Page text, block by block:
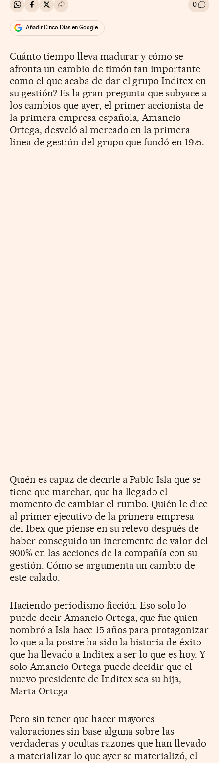
Compartir en Whatsapp
Compartir en Facebook
Compartir en Twitter
Desplegar Redes Sociales 0 Ir a
Añadir Cinco Días en Google
Cuánto tiempo lleva madurar y cómo se
afronta un cambio de timón tan importante
como el que acaba de dar el grupo Inditex en
su gestión? Es la gran pregunta que subyace a
los cambios que ayer, el primer accionista de
la primera empresa española, Amancio
Ortega, desveló al mercado en la primera
linea de gestión del grupo que fundó en 1975.
Quién es capaz de decirle a Pablo Isla que se
tiene que marchar, que ha llegado el
momento de cambiar el rumbo. Quién le dice
al primer ejecutivo de la primera empresa
del Ibex que piense en su relevo después de
haber conseguido un incremento de valor del
900% en las acciones de la compañía con su
gestión. Cómo se argumenta un cambio de
este calado.
Haciendo periodismo ficción. Eso solo lo
puede decir Amancio Ortega, que fue quien
nombró a Isla hace 15 años para protagonizar
lo que a la postre ha sido la historia de éxito
que ha llevado a Inditex a ser lo que es hoy. Y
solo Amancio Ortega puede decidir que el
nuevo presidente de Inditex sea su hija,
Marta Ortega
Pero sin tener que hacer mayores
valoraciones sin base alguna sobre las
verdaderas y ocultas razones que han llevado
a materializar lo que ayer se materializó, el